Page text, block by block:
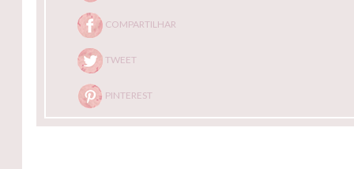
COMPARTILHAR
TWEET
PINTEREST